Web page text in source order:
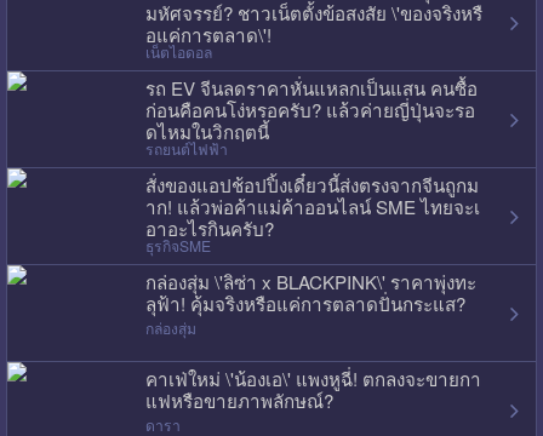
มหัศจรรย์? ชาวเน็ตตั้งข้อสงสัย \'ของจริงหรื
อแค่การตลาด\'!
เน็ตไอดอล
รถ EV จีนลดราคาหั่นแหลกเป็นแสน คนซื้อ
ก่อนคือคนโง่หรอครับ? แล้วค่ายญี่ปุ่นจะรอ
ดไหมในวิกฤตนี้
รถยนต์ไฟฟ้า
สั่งของแอปช้อปปิ้งเดี๋ยวนี้ส่งตรงจากจีนถูกม
าก! แล้วพ่อค้าแม่ค้าออนไลน์ SME ไทยจะเ
อาอะไรกินครับ?
ธุรกิจSME
กล่องสุ่ม \'ลิซ่า x BLACKPINK\' ราคาพุ่งทะ
ลุฟ้า! คุ้มจริงหรือแค่การตลาดปั่นกระแส?
กล่องสุ่ม
คาเฟ่ใหม่ \'น้องเอ\' แพงหูฉี่! ตกลงจะขายกา
แฟหรือขายภาพลักษณ์?
ดารา